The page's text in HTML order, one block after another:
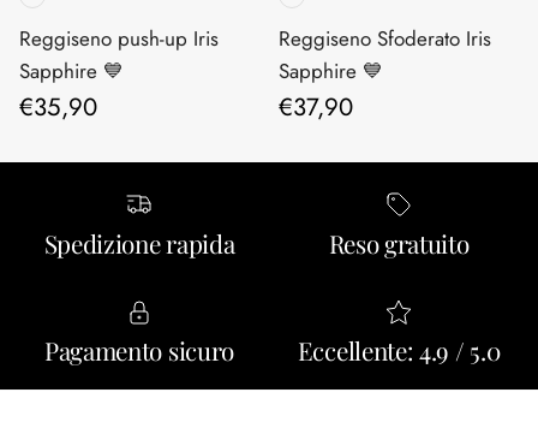
Reggiseno push-up Iris
Sapphire 💙
Prezzo normale
€35,90
Reggiseno Sfoderato Iris
Sapphire 💙
Prezzo normale
€37,90
Spedizione rapida Reso gratuito
Pagamento sicuro Eccellente: 4.9 / 5.0